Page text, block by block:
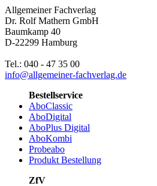
Allgemeiner Fachverlag
Dr. Rolf Mathern GmbH
Baumkamp 40
D-22299 Hamburg
Tel.: 040 - 47 35 00
info@allgemeiner-fachverlag.de
Bestellservice
AboClassic
AboDigital
AboPlus Digital
AboKombi
Probeabo
Produkt Bestellung
ZfV